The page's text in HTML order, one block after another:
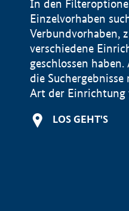
In den
Einzelvorhaben
Verbundvorhaben,
verschiedene
geschlossen
die
Art der
LOS GEHT'S